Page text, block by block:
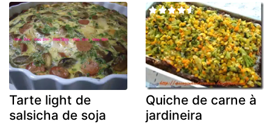
Tarte light de
salsicha de soja
Quiche de carne à
jardineira